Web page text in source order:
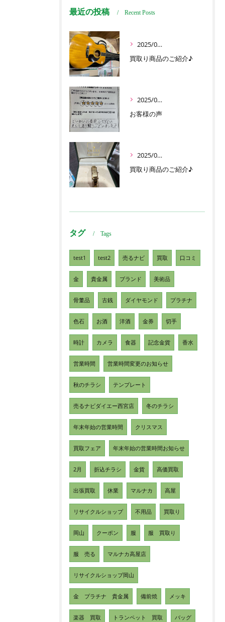
最近の投稿 Recent Posts
2025/06/17
買取り商品のご紹介♪
2025/06/16
お客様の声
2025/05/30
買取り商品のご紹介♪
タグ Tags
test1 test2 売るナビ 買取 口コミ
金 貴金属 ブランド 美術品
骨董品 古銭 ダイヤモンド プラチナ
色石 お酒 洋酒 金券 切手
時計 カメラ 食器 記念金貨 香水
営業時間 営業時間変更のお知らせ
秋のチラシ テンプレート
売るナビダイエー西宮店 冬のチラシ
年末年始の営業時間 クリスマス
買取フェア 年末年始の営業時間お知らせ
2月 折込チラシ 金貨 高価買取
出張買取 休業 マルナカ 高屋
リサイクルショップ 不用品 買取り
岡山 クーポン 服 服 買取り
服 売る マルナカ高屋店
リサイクルショップ岡山
金 プラチナ 貴金属 備前焼 メッキ
楽器 買取 トランペット 買取 バッグ